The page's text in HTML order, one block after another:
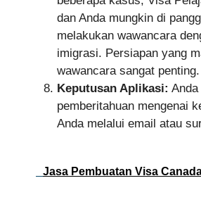
dan Anda mungkin di
melakukan wawancara
imigrasi. Persiapan yang
wawancara sangat penting.
Keputusan Aplikasi:
pemberitahuan mengenai
Anda melalui email atau
Jasa Pembuatan Visa